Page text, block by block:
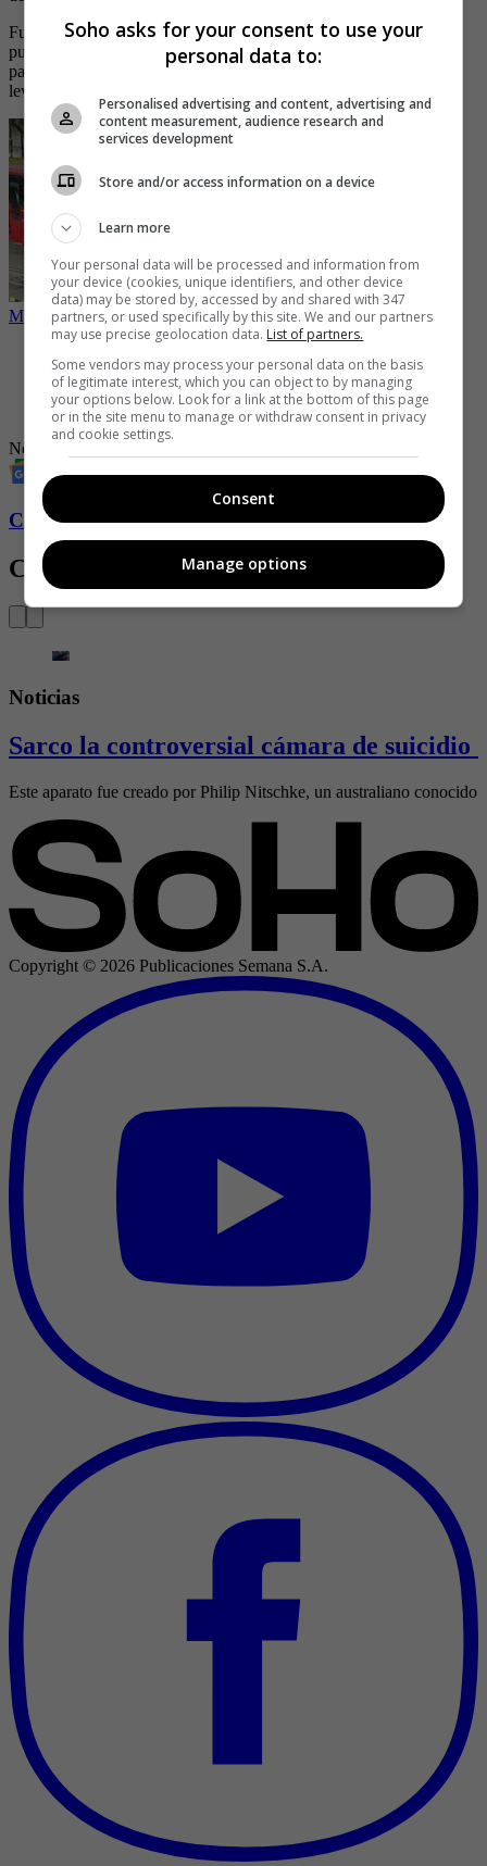
Fue hasta dos horas después de lo ocurrido que los uniformados
pudieron ingresar a la plaza en la que se incineraron a los sujetos,
para hacer el respectivo llamado del cuerpo forense y realizaran el
levantamiento de los cuerpos.
Mujer cae al vacío al pisar hueco en un puente de TransMilenio
video
-Video: mientras capturaban a delincuente perrito pasó y lo
orinó
Noticias
Revista SoHo
Conozca más de Soho aquí
Contenido Relacionado
Noticias
Sarco la controversial cámara de suicidio
Este aparato fue creado por Philip Nitschke, un australiano conocido
Copyright © 2026 Publicaciones Semana S.A.
Soho asks for your consent to use your
personal data to:
Personalised advertising and content, advertising and
content measurement, audience research and
services development
Store and/or access information on a device
Learn more
Your personal data will be processed and information from
your device (cookies, unique identifiers, and other device
data) may be stored by, accessed by and shared with 347
partners, or used specifically by this site. We and our partners
may use precise geolocation data. List of partners.
Some vendors may process your personal data on the basis
of legitimate interest, which you can object to by managing
your options below. Look for a link at the bottom of this page
or in the site menu to manage or withdraw consent in privacy
and cookie settings.
Consent
Manage options